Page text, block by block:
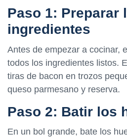
Paso 1: Preparar
ingredientes
Antes de empezar a cocinar,
todos los ingredientes listos.
tiras de bacon en trozos
queso parmesano y reserva.
Paso 2: Batir los
En un bol grande, bate los